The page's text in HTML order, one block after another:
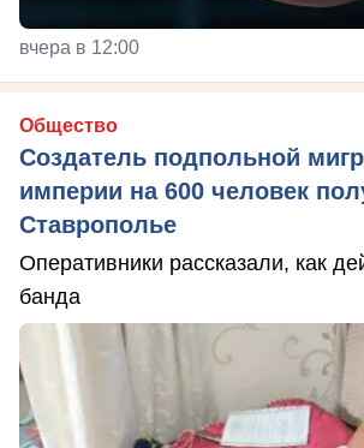
вчера в 12:00
Общество
Создатель подпольной
империи на 600 человек
Ставрополье
Оперативники рассказали, как
банда